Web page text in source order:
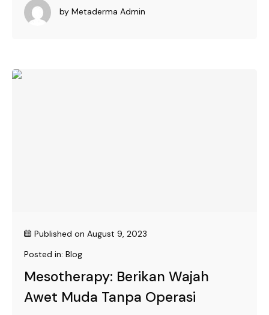
by Metaderma Admin
Published on August 9, 2023
Posted in: Blog
Mesotherapy: Berikan Wajah
Awet Muda Tanpa Operasi